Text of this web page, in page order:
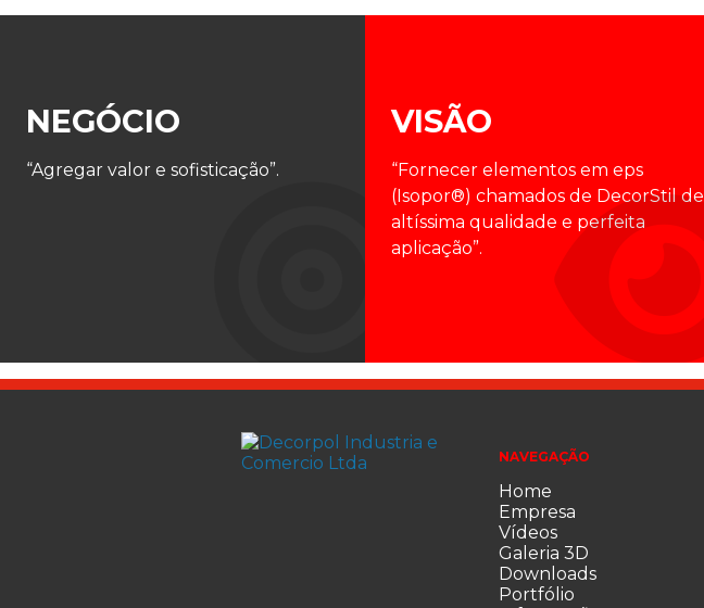
NEGÓCIO
“Agregar valor e sofisticação”.
VISÃO
“Fornecer elementos em eps
(Isopor®) chamados de DecorStil de
altíssima qualidade e perfeita
aplicação”.
NAVEGAÇÃO
Home
Empresa
Vídeos
Galeria 3D
Downloads
Portfólio